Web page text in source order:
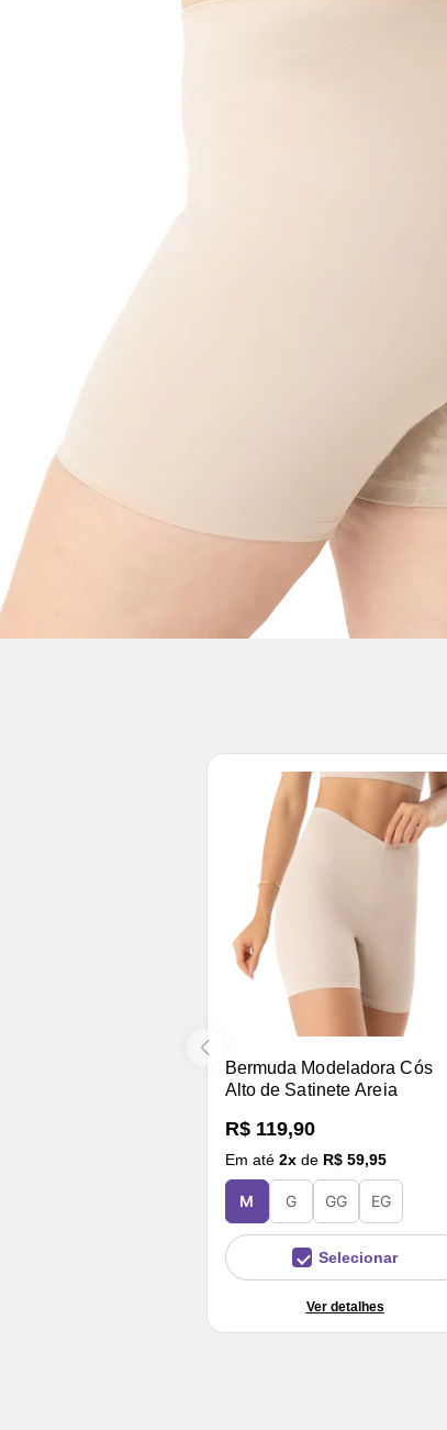
Bermuda Modeladora Cós
Alto de Satinete Areia
R$ 119,90
Em até 2x de R$ 59,95
M G GG EG
Selecionar
Ver detalhes